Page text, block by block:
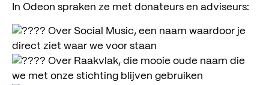
meedoen
In Odeon spraken ze met donateurs en adviseurs:
Over Social Music, een naam waardoor je
direct ziet waar we voor staan
Over Raakvlak, die mooie oude naam die
we met onze stichting blijven gebruiken